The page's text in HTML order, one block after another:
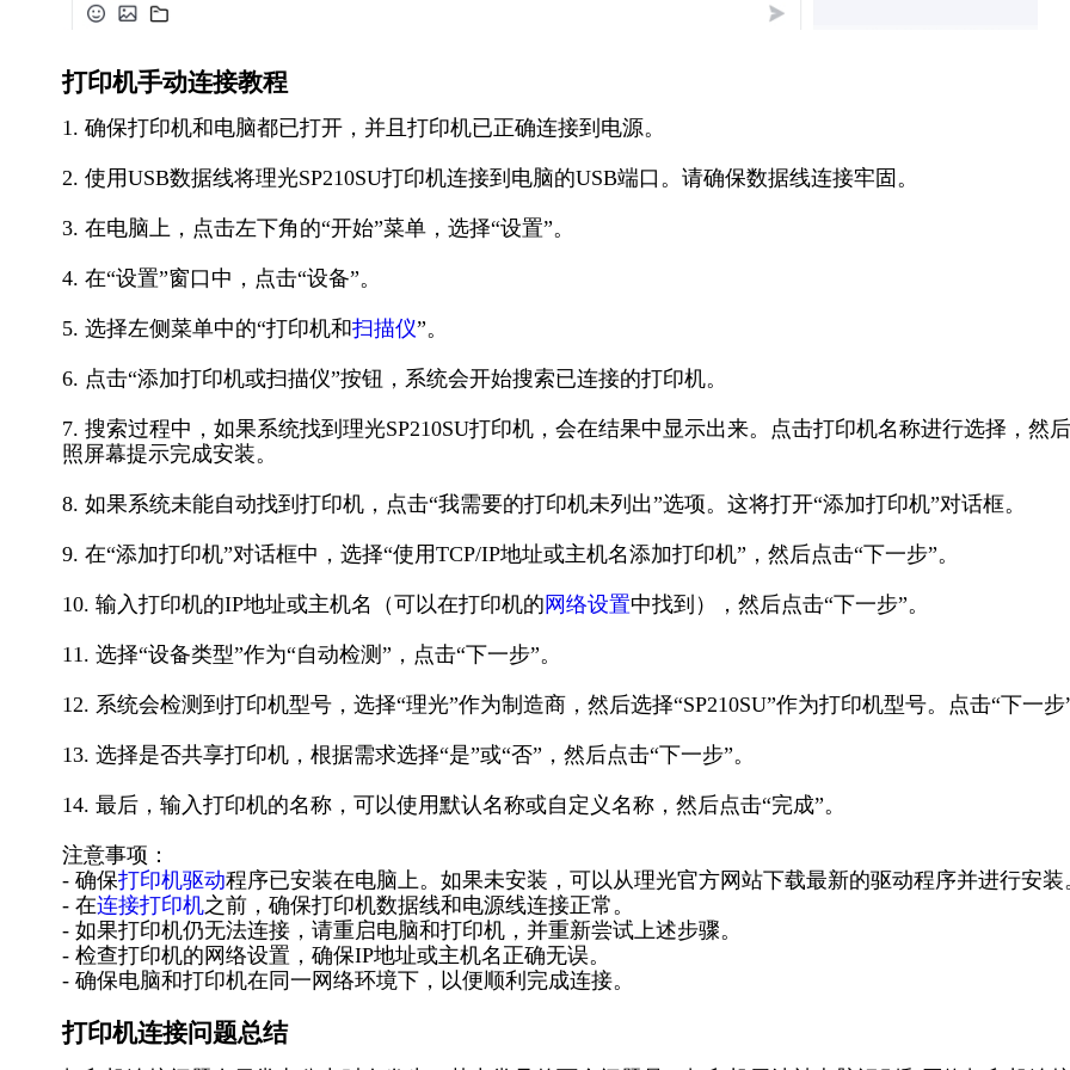
打印机手动连接教程
1. 确保打印机和电脑都已打开，并且打印机已正确连接到电源。
2. 使用USB数据线将理光SP210SU打印机连接到电脑的USB端口。请确保数据线连接牢固。
3. 在电脑上，点击左下角的“开始”菜单，选择“设置”。
4. 在“设置”窗口中，点击“设备”。
5. 选择左侧菜单中的“打印机和扫描仪”。
6. 点击“添加打印机或扫描仪”按钮，系统会开始搜索已连接的打印机。
7. 搜索过程中，如果系统找到理光SP210SU打印机，会在结果中显示出来。点击打印机名称进行选择，然
照屏幕提示完成安装。
8. 如果系统未能自动找到打印机，点击“我需要的打印机未列出”选项。这将打开“添加打印机”对话框。
9. 在“添加打印机”对话框中，选择“使用TCP/IP地址或主机名添加打印机”，然后点击“下一步”。
10. 输入打印机的IP地址或主机名（可以在打印机的 网络设置中找到），然后点击“下一步”。
11. 选择“设备类型”作为“自动检测”，点击“下一步”。
12. 系统会检测到打印机型号，选择“理光”作为制造商，然后选择“SP210SU”作为打印机型号。点击“下一步
13. 选择是否共享打印机，根据需求选择“是”或“否”，然后点击“下一步”。
14. 最后，输入打印机的名称，可以使用默认名称或自定义名称，然后点击“完成”。
注意事项：
- 确保打印机驱动程序已安装在电脑上。如果未安装，可以从理光官方网站下载最新的驱动程序并进行安装
- 在连接打印机之前，确保打印机数据线和电源线连接正常。
- 如果打印机仍无法连接，请重启电脑和打印机，并重新尝试上述步骤。
- 检查打印机的网络设置，确保IP地址或主机名正确无误。
- 确保电脑和打印机在同一网络环境下，以便顺利完成连接。
打印机连接问题总结